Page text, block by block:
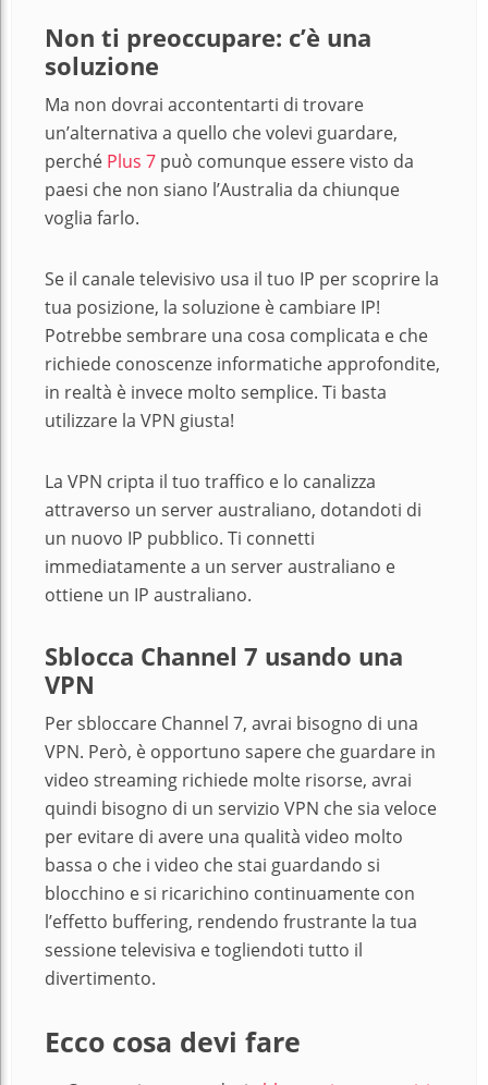
Non ti preoccupare: c’è una
soluzione
Ma non dovrai accontentarti di trovare
un’alternativa a quello che volevi guardare,
perché Plus 7 può comunque essere visto da
paesi che non siano l’Australia da chiunque
voglia farlo.
Se il canale televisivo usa il tuo IP per scoprire la
tua posizione, la soluzione è cambiare IP!
Potrebbe sembrare una cosa complicata e che
richiede conoscenze informatiche approfondite,
in realtà è invece molto semplice. Ti basta
utilizzare la VPN giusta!
La VPN cripta il tuo traffico e lo canalizza
attraverso un server australiano, dotandoti di
un nuovo IP pubblico. Ti connetti
immediatamente a un server australiano e
ottiene un IP australiano.
Sblocca Channel 7 usando una
VPN
Per sbloccare Channel 7, avrai bisogno di una
VPN. Però, è opportuno sapere che guardare in
video streaming richiede molte risorse, avrai
quindi bisogno di un servizio VPN che sia veloce
per evitare di avere una qualità video molto
bassa o che i video che stai guardando si
blocchino e si ricarichino continuamente con
l’effetto buffering, rendendo frustrante la tua
sessione televisiva e togliendoti tutto il
divertimento.
Ecco cosa devi fare